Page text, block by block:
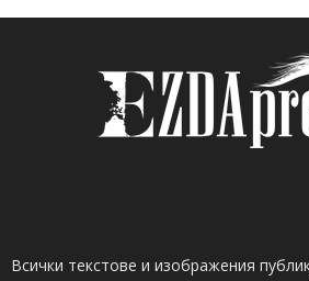
Всички текстове и изображения